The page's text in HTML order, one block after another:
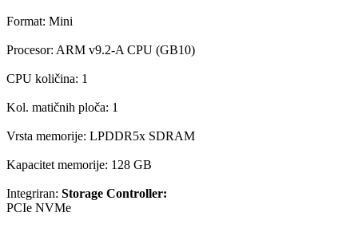
Format: Mini
Procesor: ARM v9.2-A CPU (GB10)
CPU količina: 1
Kol. matičnih ploča: 1
Vrsta memorije: LPDDR5x SDRAM
Kapacitet memorije: 128 GB
Integriran: Storage Controller:
PCIe NVMe